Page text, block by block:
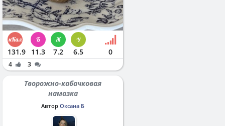
131.9 11.3 7.2 6.5 0
4 3
Творожно-кабачковая
намазка
Автор Оксана Б